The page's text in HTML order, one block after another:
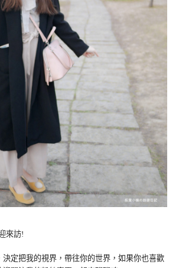
來訪!
決定把我的視界，帶往你的世界，如果你也喜歡